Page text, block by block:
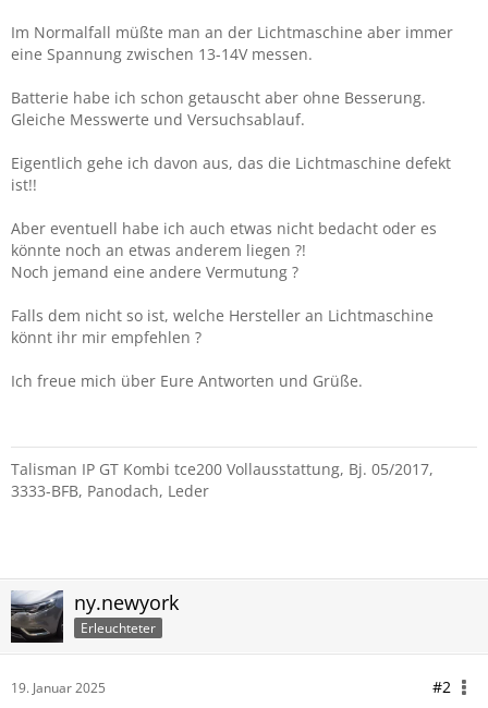
Im Normalfall müßte man an der Lichtmaschine aber immer
eine Spannung zwischen 13-14V messen.
Batterie habe ich schon getauscht aber ohne Besserung.
Gleiche Messwerte und Versuchsablauf.
Eigentlich gehe ich davon aus, das die Lichtmaschine defekt
ist!!
Aber eventuell habe ich auch etwas nicht bedacht oder es
könnte noch an etwas anderem liegen ?!
Noch jemand eine andere Vermutung ?
Falls dem nicht so ist, welche Hersteller an Lichtmaschine
könnt ihr mir empfehlen ?
Ich freue mich über Eure Antworten und Grüße.
Talisman IP GT Kombi tce200 Vollausstattung, Bj. 05/2017,
3333-BFB, Panodach, Leder
ny.newyork
Erleuchteter
19. Januar 2025 #2